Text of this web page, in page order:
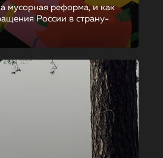
мусорная реформа, и как
России в страну-